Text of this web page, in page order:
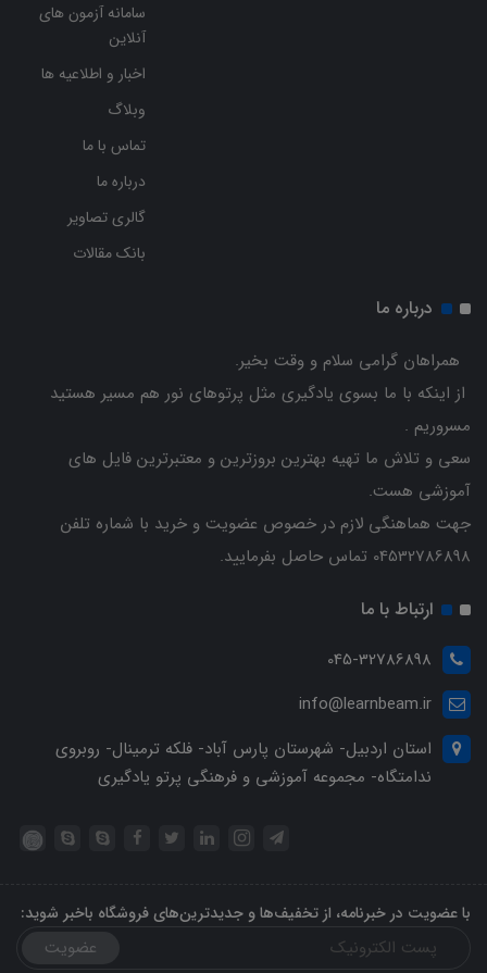
سامانه آزمون های
آنلاین
اخبار و اطلاعیه ها
وبلاگ
تماس با ما
درباره ما
گالری تصاویر
بانک مقالات
درباره ما
همراهان گرامی سلام و وقت بخیر.
از اینکه با ما بسوی یادگیری مثل پرتوهای نور هم مسیر هستید
مسروریم .
سعی و تلاش ما تهیه بهترین بروزترین و معتبرترین فایل های
آموزشی هست.
جهت هماهنگی لازم در خصوص عضویت و خرید با شماره تلفن
04532786898 تماس حاصل بفرمایید.
ارتباط با ما
045-32786898
info@learnbeam.ir
استان اردبیل- شهرستان پارس آباد- فلکه ترمینال- روبروی
ندامتگاه- مجموعه آموزشی و فرهنگی پرتو یادگیری
با عضویت در خبرنامه، از تخفیف‌ها و جدیدترین‌های فروشگاه باخبر شوید:
عضویت